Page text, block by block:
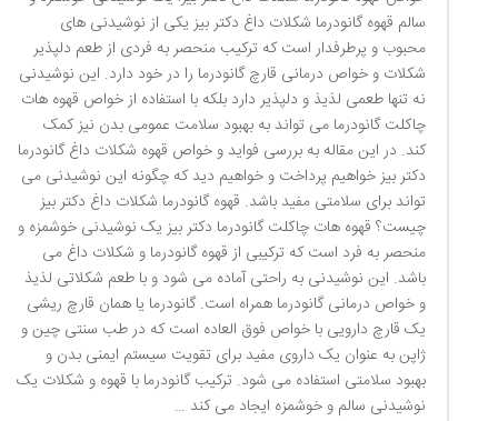
سالم قهوه گانودرما شکلات داغ دکتر بیز یکی از نوشیدنی های
محبوب و پرطرفدار است که ترکیب منحصر به فردی از طعم دلپذیر
شکلات و خواص درمانی قارچ گانودرما را در خود دارد. این نوشیدنی
نه تنها طعمی لذیذ و دلپذیر دارد بلکه با استفاده از خواص قهوه هات
چاکلت گانودرما می تواند به بهبود سلامت عمومی بدن نیز کمک
کند. در این مقاله به بررسی فواید و خواص قهوه شکلات داغ گانودرما
دکتر بیز خواهیم پرداخت و خواهیم دید که چگونه این نوشیدنی می
تواند برای سلامتی مفید باشد. قهوه گانودرما شکلات داغ دکتر بیز
چیست؟ قهوه هات چاکلت گانودرما دکتر بیز یک نوشیدنی خوشمزه و
منحصر به فرد است که ترکیبی از قهوه گانودرما و شکلات داغ می
باشد. این نوشیدنی به راحتی آماده می شود و با طعم شکلاتی لذیذ
و خواص درمانی گانودرما همراه است. گانودرما یا همان قارچ ریشی
یک قارچ دارویی با خواص فوق العاده است که در طب سنتی چین و
ژاپن به عنوان یک داروی مفید برای تقویت سیستم ایمنی بدن و
بهبود سلامتی استفاده می شود. ترکیب گانودرما با قهوه و شکلات یک
نوشیدنی سالم و خوشمزه ایجاد می کند …